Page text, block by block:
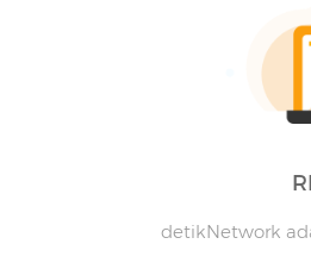
detikNetwork